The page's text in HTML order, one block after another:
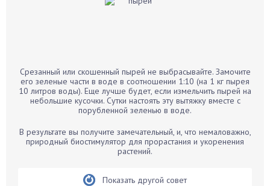
Бархатцы
Бегония
Бирючина
Бобовые
Срезанный или скошенный пырей не выбрасывайте. Замочите
его зеленые части в воде в соотношении 1:10 (на 1 кг пырея
10 литров воды). Еще лучше будет, если измельчить пырей на
небольшие кусочки. Сутки настоять эту вытяжку вместе с
порубленной зеленью в воде.
В результате вы получите замечательный, и, что немаловажно,
природный биостимулятор для прорастания и укоренения
растений.
Показать другой совет